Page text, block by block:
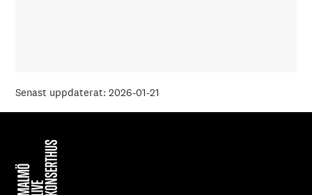
Senast uppdaterat: 2026-01-21